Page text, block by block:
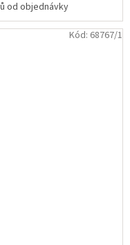
od objednávky
Kód: 68767/1